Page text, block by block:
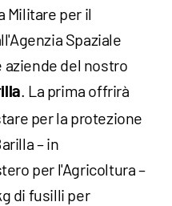
Militare per il
Spaziale
aziende del nostro
. La prima offrirà
per la protezione
– in
per l'Agricoltura –
di fusilli per